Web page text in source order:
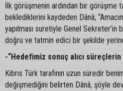
İlk görüşmenin ardından bir görüşme
beklediklerini kaydeden Dânâ,
yapılması suretiyle Genel
doğru ve tatmin edici bir şekilde
-“Hedefimiz sonuç alıcı
Kıbrıs Türk tarafının uzun süredir
değişmediğini belirten Dânâ, şöyle